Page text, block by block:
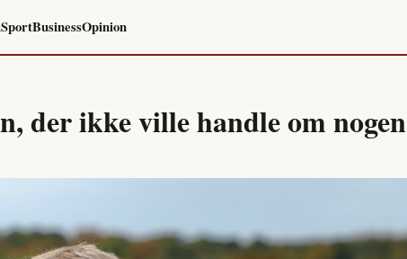
SportBusinessOpinion
der ikke ville handle om nogen